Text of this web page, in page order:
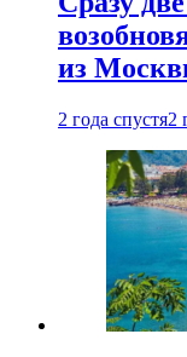
из
2 года спустя2